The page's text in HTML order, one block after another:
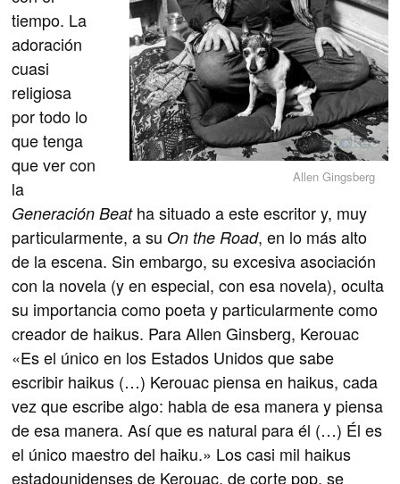
Allen Gingsberg
tiempo. La
adoración
cuasi
religiosa
por todo lo
que tenga
que ver con
la
Generación Beatha situado a este escritor y, muy
particularmente, a su On the Road, en lo más alto
de la escena. Sin embargo, su excesiva asociación
con la novela (y en especial, con esa novela), oculta
su importancia como poeta y particularmente como
creador de haikus. Para Allen Ginsberg, Kerouac
«Es el único en los Estados Unidos que sabe
escribir haikus (…) Kerouac piensa en haikus, cada
vez que escribe algo: habla de esa manera y piensa
de esa manera. Así que es natural para él (…) Él es
el único maestro del haiku.» Los casi mil haikus
estadounidenses de Kerouac, de corte pop, se